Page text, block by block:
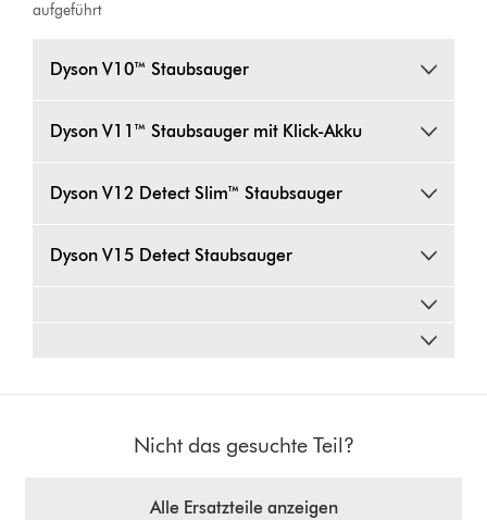
aufgeführt
Dyson V10™ Staubsauger
Dyson V11™ Staubsauger mit Klick-Akku
Dyson V12 Detect Slim™ Staubsauger
Dyson V15 Detect Staubsauger
Nicht das gesuchte Teil?
Alle Ersatzteile anzeigen